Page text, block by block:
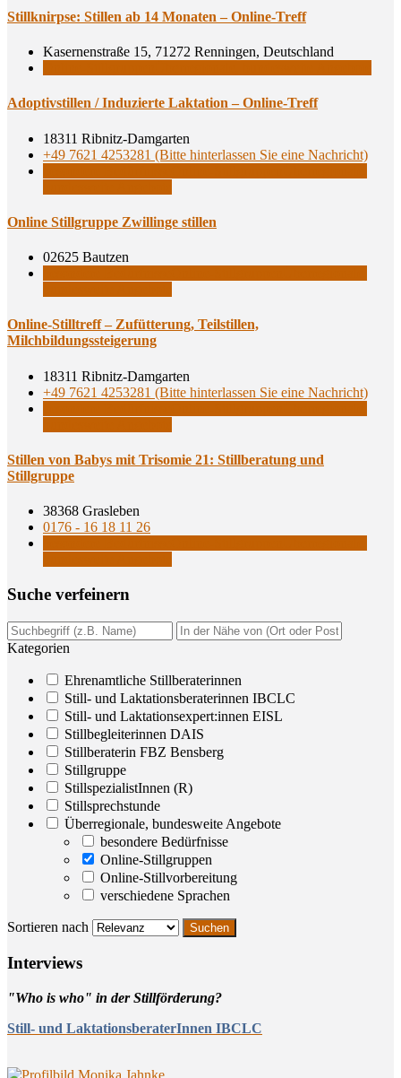
Still­knirp­se: Stil­len ab 14 Mona­ten – Online-Treff
Kasernenstraße 15, 71272 Renningen, Deutschland
Adop­tivstil­len / Indu­zier­te Lak­ta­ti­on – Online-Treff
18311 Ribnitz-Damgarten
+49 7621 4253281 (Bitte hinterlassen Sie eine Nachricht)
Online Still­grup­pe Zwil­lin­ge stillen
02625 Bautzen
Online-Still­treff – Zufüt­te­rung, Teil­stil­len,
Milchbildungssteigerung
18311 Ribnitz-Damgarten
+49 7621 4253281 (Bitte hinterlassen Sie eine Nachricht)
Stil­len von Babys mit Tri­so­mie 21: Still­be­ra­tung und
Stillgruppe
38368 Grasleben
0176 - 16 18 11 26
Suche ver­fei­nern
Kategorien
Ehrenamtliche Stillberaterinnen
Still- und Laktationsberaterinnen IBCLC
Still- und Laktationsexpert:innen EISL
Stillbegleiterinnen DAIS
Stillberaterin FBZ Bensberg
Stillgruppe
StillspezialistInnen (R)
Stillsprechstunde
Überregionale, bundesweite Angebote
besondere Bedürfnisse
Online-Stillgruppen
Online-Stillvorbereitung
verschiedene Sprachen
Sortieren nach
Inter­views
"Who is who" in der Stillförderung?
Still- und LaktationsberaterInnen IBCLC